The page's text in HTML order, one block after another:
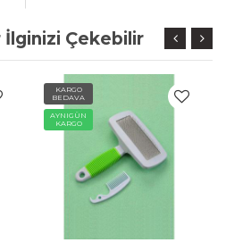
İlginizi Çekebilir
KARGO
BEDAVA
AYNIGÜN
KARGO